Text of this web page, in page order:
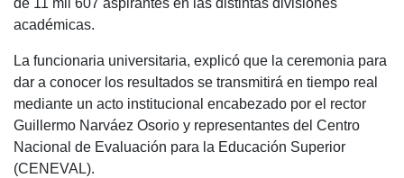
de 11 mil 607 aspirantes en las distintas divisiones
académicas.
La funcionaria universitaria, explicó que la ceremonia para
dar a conocer los resultados se transmitirá en tiempo real
mediante un acto institucional encabezado por el rector
Guillermo Narváez Osorio y representantes del Centro
Nacional de Evaluación para la Educación Superior
(CENEVAL).